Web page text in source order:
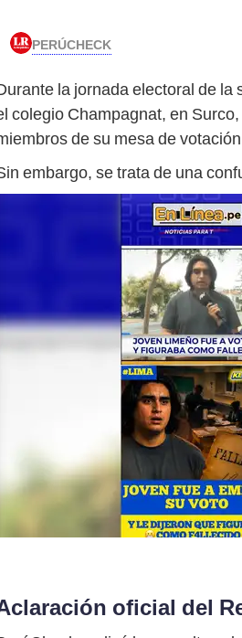
PERÚCHECK
la jornada electoral de la
colegio Champagnat, en
de su mesa de
embargo, se trata de una
oficial del